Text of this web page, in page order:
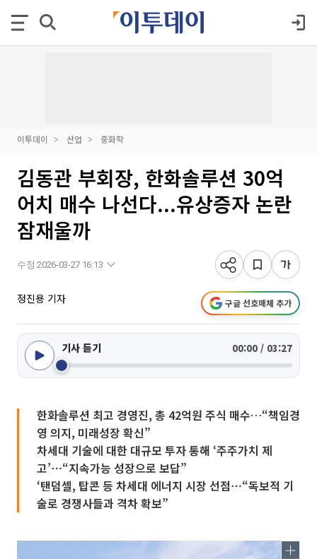
이투데이 산업 중화학
김동관 부회장, 한화솔루션 30억
어치 매수 나선다...유상증자 논란
잠재울까
수정 2026-03-27 16:13
정진용 기자 구글 선호매체 추가
기사 듣기 00:00 / 03:27
한화솔루션 최고 경영진, 총 42억원 주식 매수…“책임경
영 의지, 미래성장 확신”
차세대 기술에 대한 대규모 투자 통해 ‘주주가치 제
고’⋯“지속가능 성장으로 보답”
‘탠덤셀, 탑콘 등 차세대 에너지 시장 선점⋯“독보적 기
술로 경쟁사들과 격차 확보”